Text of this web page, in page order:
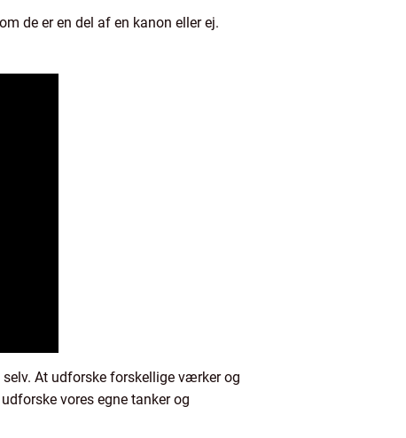
de er en del af en kanon eller ej.
At udforske forskellige værker og
vores egne tanker og